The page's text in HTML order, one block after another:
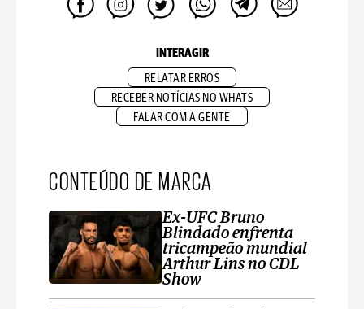
INTERAGIR
RELATAR ERROS
RECEBER NOTÍCIAS NO WHATS
FALAR COM A GENTE
CONTEÚDO DE MARCA
Ex-UFC Bruno
Blindado enfrenta
tricampeão mundial
Arthur Lins no CDL
Show